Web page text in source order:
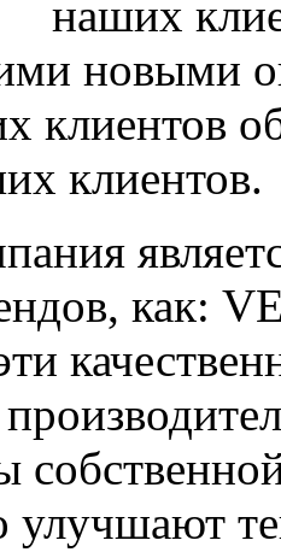
наших
новыми
клиентов
клиентов.
как:
улучшают